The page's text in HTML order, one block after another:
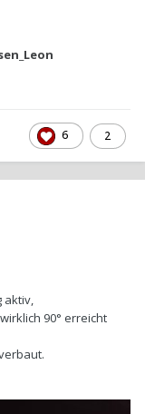
6 2
aktiv,
90° erreicht